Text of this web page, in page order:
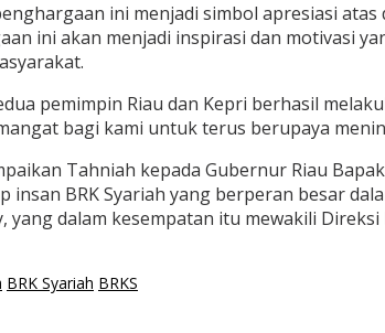
ini menjadi simbol apresiasi
ini akan menjadi inspirasi dan motivasi
pemimpin Riau dan Kepri berhasil
bagi kami untuk terus berupaya
Tahniah kepada Gubernur Riau
insan BRK Syariah yang berperan besar
yang dalam kesempatan itu mewakili
BRK Syariah BRKS